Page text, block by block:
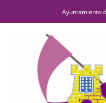
Ayuntamiento